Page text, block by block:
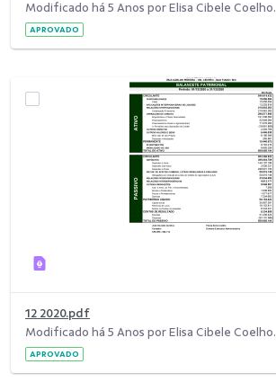
Modificado há 5 Anos por Elisa Cibele Coelho.
APROVADO
12 2020.pdf
Modificado há 5 Anos por Elisa Cibele Coelho.
APROVADO